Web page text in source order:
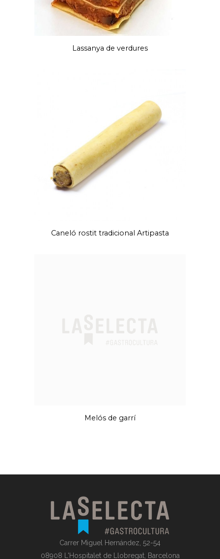
Lassanya de verdures
Caneló rostit tradicional Artipasta
Melós de garrí
Carrer Miguel Hernández, 52-54
08908 L'Hospitalet de Llobregat, Barcelona